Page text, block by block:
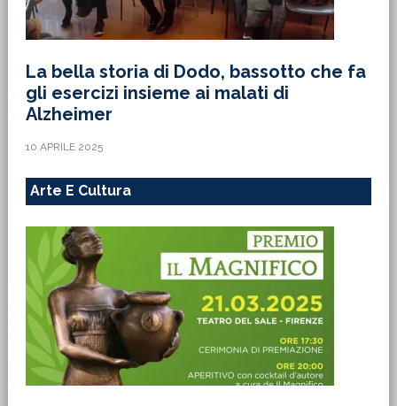
La bella storia di Dodo, bassotto che fa
gli esercizi insieme ai malati di
Alzheimer
10 APRILE 2025
Arte E Cultura